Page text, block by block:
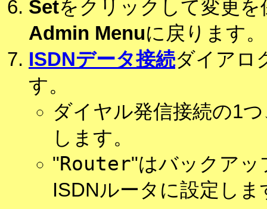
Setをクリックして変更
Admin Menuに戻ります。
ISDNデータ接続ダイアロ
す。
ダイヤル発信接続の1
します。
"Router"はバックアッ
ISDNルータに設定しま